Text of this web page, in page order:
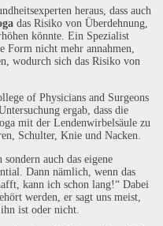
heraus, dass auch
das Risiko von Überdehnung,
könnte. Ein Spezialist
Form nicht mehr annahmen,
wodurch sich das Risiko von
of Physicians and Surgeons
ergab, dass die
mit der Lendenwirbelsäule zu
Schulter, Knie und Nacken.
auch das eigene
Dann nämlich, wenn das
kann ich schon lang!“ Dabei
werden, er sagt uns meist,
ist oder nicht.